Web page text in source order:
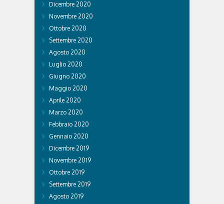
Dicembre 2020
Novembre 2020
Ottobre 2020
Settembre 2020
Agosto 2020
Luglio 2020
Giugno 2020
Maggio 2020
Aprile 2020
Marzo 2020
Febbraio 2020
Gennaio 2020
Dicembre 2019
Novembre 2019
Ottobre 2019
Settembre 2019
Agosto 2019